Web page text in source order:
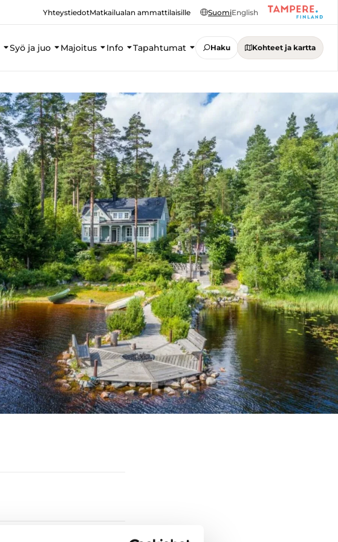
YhteystiedotMatkailualan ammattilaisille SuomiEnglish
Syö ja juo Majoitus Info Tapahtumat Haku Kohteet ja kartta